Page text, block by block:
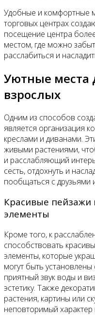
Удобные и комфортные
торговых центрах
посещение центра
местом, где можно
расслабиться и
Уютные места
взрослых
Одним из способов
является организация
креслами и диванами.
живыми растениями,
и расслабляющий
сесть, отдохнуть и
пообщаться с друзьями
Красивые пейзажи
элементы
Кроме того, к
способствовать
элементы, которые
могут быть
приятный звук воды и
эстетику. Также
растения, картины или
неповторимый характер